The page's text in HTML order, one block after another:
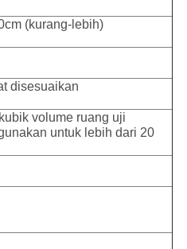
(kurang-lebih)
disesuaikan
volume ruang uji
untuk lebih dari 20